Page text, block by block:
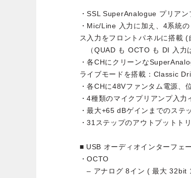
・SSL SuperAnalogue プリアン
・Mic/Line 入力に加え、4系統
ス入力をフロントパネルに搭載 (
（QUAD も OCTO も DI 入力
・各CHにクリーンな
ライブモードを搭載：Classic
・各CHに48Vファンタム電源、
・4種類のマイクプリアンプ入力
・最大+65 dBゲインまでのステ
・31ステップのアウトプットト
■ USB オーディオインターフェ
・OCTO
– アナログ 8イン ( 最大 32bit